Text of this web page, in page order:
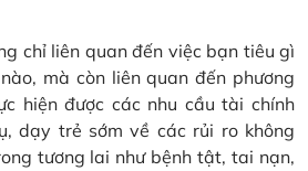
chỉ liên quan đến việc bạn tiêu gì
mà còn liên quan đến phương
hiện được các nhu cầu tài chính
dạy trẻ sớm về các rủi ro không
tương lai như bệnh tật, tai nạn,